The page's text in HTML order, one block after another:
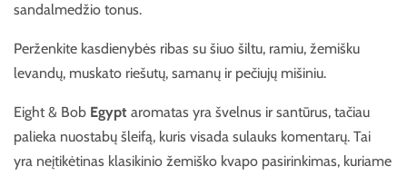
sandalmedžio tonus.
Perženkite kasdienybės ribas su šiuo šiltu, ramiu, žemišku
levandų, muskato riešutų, samanų ir pečiujų mišiniu.
Eight & Bob Egyptaromatas yra švelnus ir santūrus, tačiau
palieka nuostabų šleifą, kuris visada sulauks komentarų. Tai
yra neįtikėtinas klasikinio žemiško kvapo pasirinkimas, kuriame